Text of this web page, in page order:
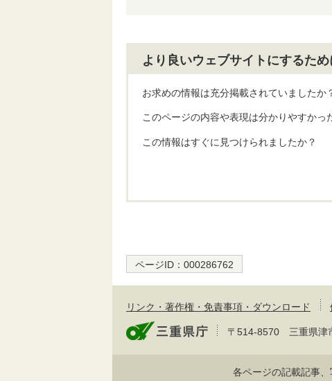
より良いウェブサイトにするた
お求めの情報は充分掲載されていましたか
このページの内容や表現は分かりやすかっ
この情報はすぐに見つけられましたか？
ページID： 000286762
リンク・著作権・免責事項・ダウンロード
〒514-8570 三重県津
各ページの記載記事